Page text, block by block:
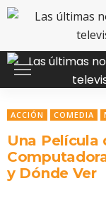
ACCIÓN COMEDIA
Una Película
y Dónde Ver